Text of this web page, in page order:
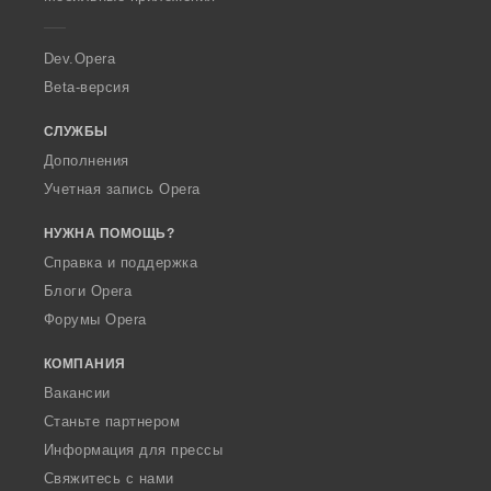
a
Dev.Opera
Beta-версия
СЛУЖБЫ
Дополнения
Учетная запись Opera
НУЖНА ПОМОЩЬ?
Справка и поддержка
Блоги Opera
Форумы Opera
КОМПАНИЯ
Вакансии
Станьте партнером
Информация для прессы
Свяжитесь с нами